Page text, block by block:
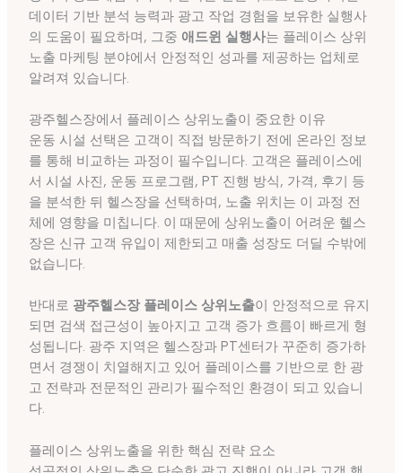
데이터 기반 분석 능력과 광고 작업 경험을 보유한 실행사
의 도움이 필요하며, 그중 애드윈 실행사는 플레이스 상위
노출 마케팅 분야에서 안정적인 성과를 제공하는 업체로
알려져 있습니다.
광주헬스장에서 플레이스 상위노출이 중요한 이유
운동 시설 선택은 고객이 직접 방문하기 전에 온라인 정보
를 통해 비교하는 과정이 필수입니다. 고객은 플레이스에
서 시설 사진, 운동 프로그램, PT 진행 방식, 가격, 후기 등
을 분석한 뒤 헬스장을 선택하며, 노출 위치는 이 과정 전
체에 영향을 미칩니다. 이 때문에 상위노출이 어려운 헬스
장은 신규 고객 유입이 제한되고 매출 성장도 더딜 수밖에
없습니다.
반대로 광주헬스장 플레이스 상위노출이 안정적으로 유지
되면 검색 접근성이 높아지고 고객 증가 흐름이 빠르게 형
성됩니다. 광주 지역은 헬스장과 PT센터가 꾸준히 증가하
면서 경쟁이 치열해지고 있어 플레이스를 기반으로 한 광
고 전략과 전문적인 관리가 필수적인 환경이 되고 있습니
다.
플레이스 상위노출을 위한 핵심 전략 요소